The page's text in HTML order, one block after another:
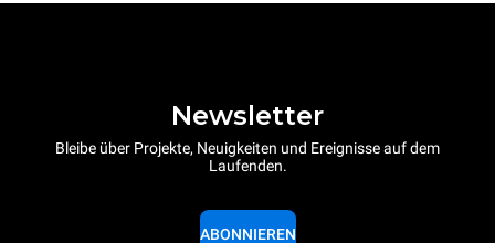
Newsletter
Bleibe über Projekte, Neuigkeiten und Ereignisse auf dem
Laufenden.
ABONNIEREN